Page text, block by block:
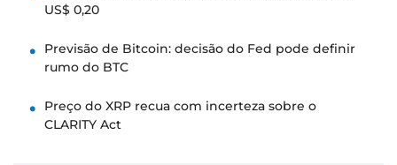
US$ 0,20
Previsão de Bitcoin: decisão do Fed pode definir
rumo do BTC
Preço do XRP recua com incerteza sobre o
CLARITY Act